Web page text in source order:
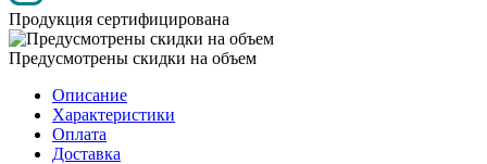
Продукция сертифицирована
Предусмотрены скидки на объем
Описание
Характеристики
Оплата
Доставка